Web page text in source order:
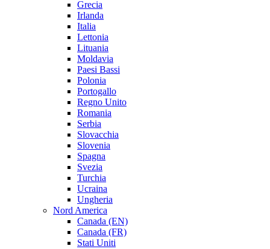
Grecia
Irlanda
Italia
Lettonia
Lituania
Moldavia
Paesi Bassi
Polonia
Portogallo
Regno Unito
Romania
Serbia
Slovacchia
Slovenia
Spagna
Svezia
Turchia
Ucraina
Ungheria
Nord America
Canada (EN)
Canada (FR)
Stati Uniti